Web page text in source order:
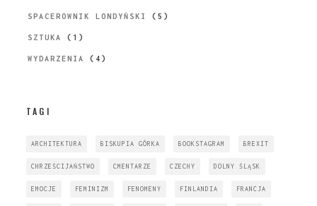
SPACEROWNIK LONDYŃSKI (5)
SZTUKA (1)
WYDARZENIA (4)
TAGI
ARCHITEKTURA BISKUPIA GÓRKA BOOKSTAGRAM BREXIT
CHRZEŚCIJAŃSTWO CMENTARZE CZECHY DOLNY ŚLĄSK
EMOCJE FEMINIZM FENOMENY FINLANDIA FRANCJA